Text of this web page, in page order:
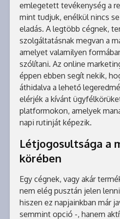
emlegetett tevékenység a
mint tudjuk, enélkül nincs
eladás. A legtöbb cégnek,
szolgáltatásnak megvan a
amelyet valamilyen
szólítani. Az online
éppen ebben segít nekik,
áthidalva a lehető
elérjék a kívánt
platformokon, amelyek
napi rutinját képezik.
Létjogosultsága a
körében
Egy cégnek, vagy akár
nem elég pusztán jelen
hiszen ez napjainkban már
semmint opció -, hanem